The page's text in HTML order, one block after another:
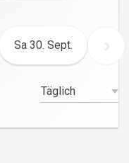
Sa 30. Sept.